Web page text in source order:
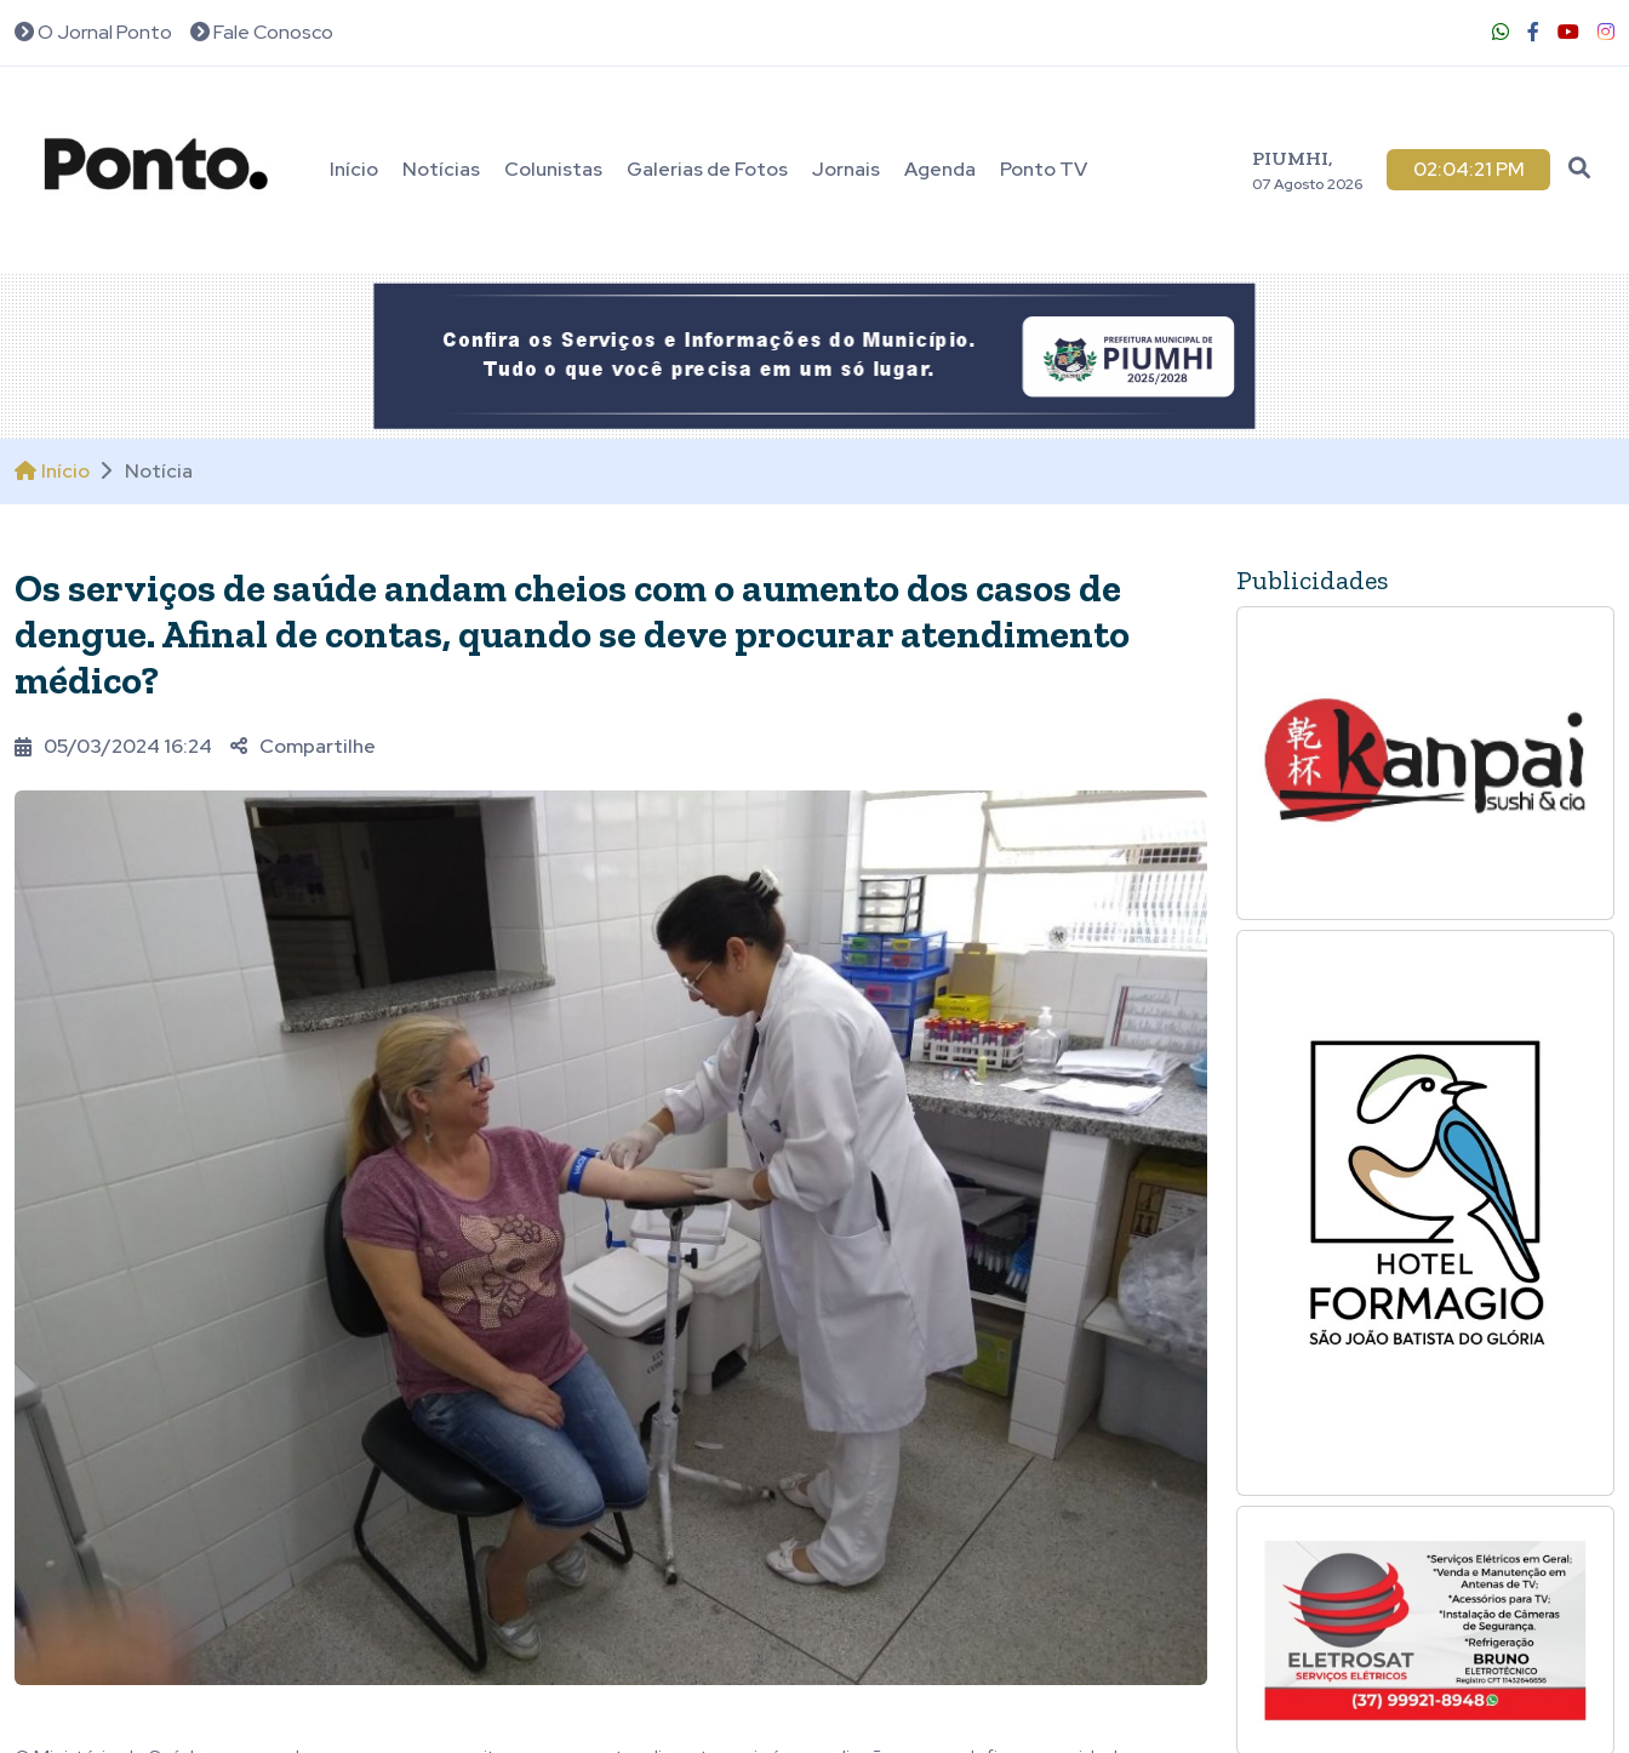
O Jornal Ponto Fale Conosco
Início Notícias Colunistas Galerias de Fotos Jornais Agenda Ponto TV PIUMHI,
07 Agosto 2026
02:04:23 PM
Início Notícia
Os serviços de saúde andam cheios com o aumento dos casos de
dengue. Afinal de contas, quando se deve procurar atendimento
médico?
05/03/2024 16:24 Compartilhe
Publicidades